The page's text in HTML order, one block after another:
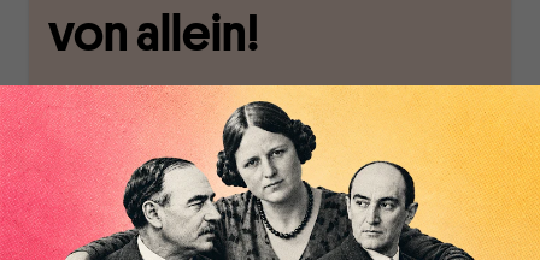
von allein!
Nur für Abonnenten
MAKROSKOP analysiert
wirtschaftspolitische
Themen aus einer
postkeynesianischen
Wir verlassen die
journalistische Filterblase,
in der sich viele
eingerichtet haben. Wir